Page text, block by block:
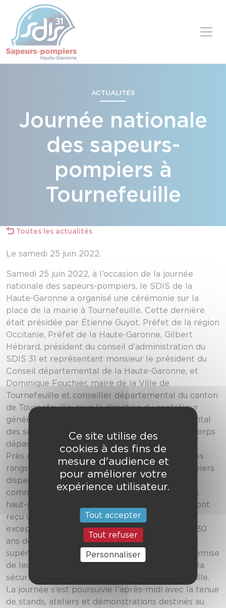
ACTUALITÉS
Journée nationale
des sapeurs-
pompiers à
Tournefeuille
Toutes les actualités
Le samedi 25 juin 2022.
Samedi 25 juin 2022, à l’occasion de la journée
nationale des sapeurs-pompiers, le SDIS de la
Haute-Garonne a organisé une cérémonie sur la
place de la mairie à Tournefeuille. Cette dernière
était présidée par Étienne Guyot, Préfet de la région
Occitanie, Préfet de la Haute-Garonne, Gilbert
Hébrard, président du conseil d’administration du
SDIS 31 et représentant monsieur le président du
Conseil départemental de la Haute-Garonne, et
Dominique Fouchier, maire de la Ville de
Tournefeuille et conseiller départemental du canton
de Tournefeuille, sous la direction du contrôleur
général Sébastien Vergé, directeur départemental
des services d’incendie et de secours, chef du corps
départemental.
Près de 200 personnes étaient présentes sur les
rangs pour rendre hommage aux sapeurs-pompiers
disparus, morts en opération ou en service
commandé. Une vingtaine de sapeurs-pompiers
haut-garonnais, ont aussi été mis à l’honneur. 9 ont
reçu une médaille d’honneur, 4 pour services
exceptionnels, 1 pour 40 ans de service, 3 pour 30
ans de service, et 9 ont été nommés au grade
supérieur. La cérémonie s’est terminée par la remise
de leur attestation de formation aux cadets de la
sécurité civile du lycée Françoise de Tournefeuille.
La journée s’est poursuivie l’après-midi avec la tenue
de stands, ateliers et démonstrations destinés au
Panneau de gestion des cookies
Ce site utilise des
cookies à des fins de
mesure d'audience et
pour améliorer votre
expérience utilisateur.
Tout accepter
Tout refuser
Personnaliser